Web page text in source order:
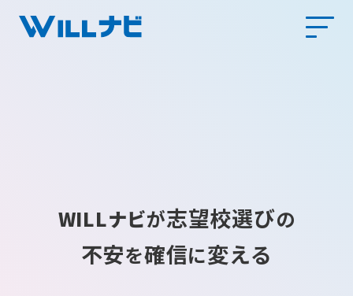
WILLナビが志望校選びの
不安を確信に変える